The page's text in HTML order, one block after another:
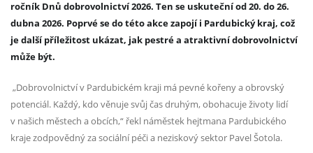
ročník Dnů dobrovolnictví 2026. Ten se uskuteční od 20. do 26.
dubna 2026. Poprvé se do této akce zapojí i Pardubický kraj, což
je další příležitost ukázat, jak pestré a atraktivní dobrovolnictví
může být.
„Dobrovolnictví v Pardubickém kraji má pevné kořeny a obrovský
potenciál. Každý, kdo věnuje svůj čas druhým, obohacuje životy lidí
v našich městech a obcích,“ řekl náměstek hejtmana Pardubického
kraje zodpovědný za sociální péči a neziskový sektor Pavel Šotola.